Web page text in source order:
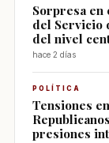
Sorpresa en
del Servicio
del nivel
hace 2 días
POLÍTICA
Tensiones
presiones